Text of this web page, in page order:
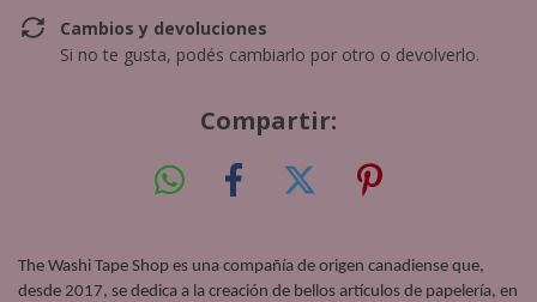
Cambios y devoluciones
Si no te gusta, podés cambiarlo por otro o devolverlo.
Compartir:
The Washi Tape Shop es una compañía de origen canadiense que,
desde 2017, se dedica a la creación de bellos artículos de papelería, en